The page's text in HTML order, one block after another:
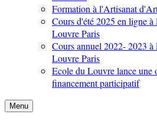
Formation à l'Artisanat
Cours d'été 2025 en ligne
Louvre Paris
Cours annuel 2022- 2023
Louvre Paris
Ecole du Louvre lance une
financement participatif
Menu